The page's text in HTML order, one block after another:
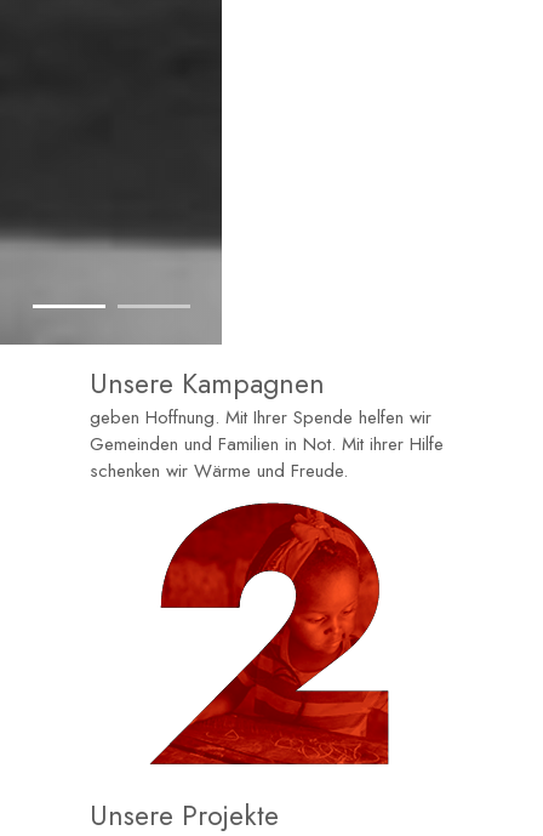
Unsere Kampagnen
geben Hoffnung. Mit Ihrer Spende helfen wir
Gemeinden und Familien in Not. Mit ihrer Hilfe
schenken wir Wärme und Freude.
Unsere Projekte